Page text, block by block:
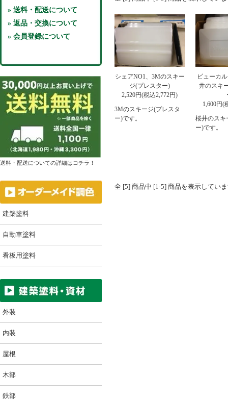
» 送料・配送について
» 返品・交換について
» 会員登録について
送料・配送についての詳細はコチラ！
建築塗料
自動車塗料
看板用塗料
外装
内装
屋根
木部
鉄部
シェアNO1、3Mのスキー
ジ(プレスター)
2,520円(税込2,772円)
3Mのスキージ(プレスタ
ー)です。
ビューカ
井のスキ
1,600円(
桜井のスキ
ー)です。
全 [5] 商品中 [1-5] 商品を表示してい